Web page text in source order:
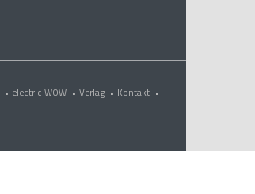
• electric WOW • Verlag • Kontakt •